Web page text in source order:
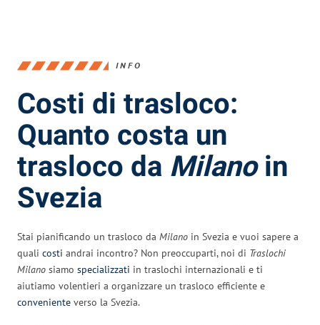
INFO
Costi di trasloco:
Quanto costa un
trasloco da Milanoin
Svezia
Stai pianificando un trasloco da Milano in Svezia e vuoi sapere a
quali costi andrai incontro? Non preoccuparti, noi di Traslochi
Milano siamo specializzati in traslochi internazionali e ti
aiutiamo volentieri a organizzare un trasloco efficiente e
conveniente verso la Svezia.